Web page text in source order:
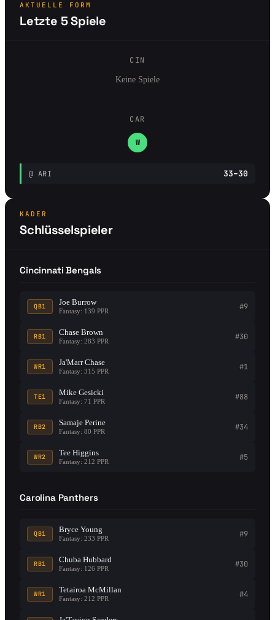
AKTUELLE FORM
Letzte 5 Spiele
CIN
Keine Spiele
CAR
W
@ ARI 33–30
KADER
Schlüsselspieler
Cincinnati Bengals
QB1 Joe Burrow
Fantasy: 139 PPR #9
RB1 Chase Brown
Fantasy: 283 PPR #30
WR1 Ja'Marr Chase
Fantasy: 315 PPR #1
TE1 Mike Gesicki
Fantasy: 71 PPR #88
RB2 Samaje Perine
Fantasy: 80 PPR #34
WR2 Tee Higgins
Fantasy: 212 PPR #5
Carolina Panthers
QB1 Bryce Young
Fantasy: 233 PPR #9
RB1 Chuba Hubbard
Fantasy: 126 PPR #30
WR1 Tetairoa McMillan
Fantasy: 212 PPR #4